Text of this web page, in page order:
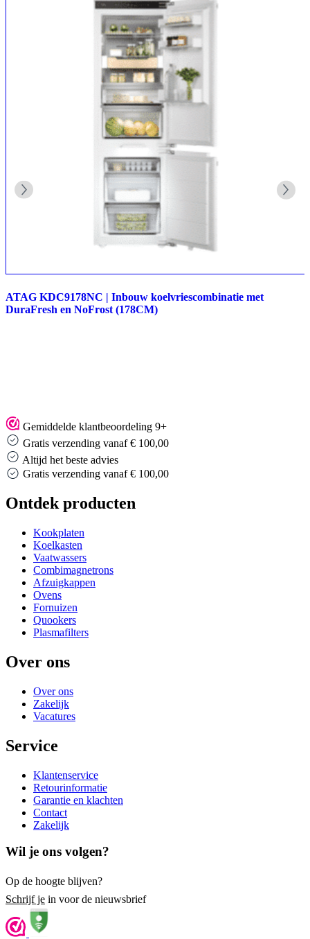
ATAG KDC9178NC | Inbouw koelvriescombinatie met
DuraFresh en NoFrost (178CM)
Gemiddelde klantbeoordeling 9+
Gratis verzending vanaf € 100,00
Altijd het beste advies
Altijd het beste advies
Ontdek producten
Kookplaten
Koelkasten
Vaatwassers
Combimagnetrons
Afzuigkappen
Ovens
Fornuizen
Quookers
Plasmafilters
Over ons
Over ons
Zakelijk
Vacatures
Service
Klantenservice
Retourinformatie
Garantie en klachten
Contact
Zakelijk
Wil je ons volgen?
Op de hoogte blijven?
Schrijf je in voor de nieuwsbrief